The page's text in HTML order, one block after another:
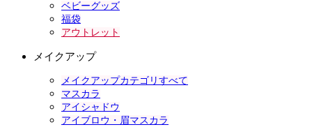
ベビーグッズ
福袋
アウトレット
メイクアップ
メイクアップカテゴリすべて
マスカラ
アイシャドウ
アイブロウ・眉マスカラ